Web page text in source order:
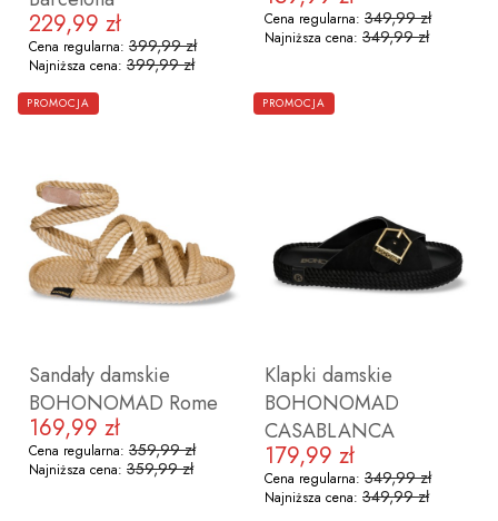
Cena promocyjna
229,99 zł
Cena regularna: 399,99 zł
Najniższa cena: 399,99 zł
ZOBACZ PRODUKT
36 37 38 39 40 41
Cena regularna: 349,99 zł
Najniższa cena: 349,99 zł
36 37 41 42
PROMOCJA
Sandały damskie
BOHONOMAD Rome
Cena promocyjna
169,99 zł
Cena regularna: 359,99 zł
Najniższa cena: 359,99 zł
PROMOCJA
Klapki damskie
BOHONOMAD
CASABLANCA
Cena promocyjna
179,99 zł
Cena regularna: 349,99 zł
Najniższa cena: 349,99 zł
ZOBACZ PRODUKT